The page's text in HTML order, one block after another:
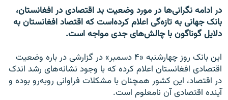
به ما بپیوندید
همۀ سایت‌های رادیو آزادی/ رادیو اروپای آزاد
در ادامه نگرانی‌ها در مورد وضعیت بد اقتصادی در افغانستان،
بانک جهانی به تازه‌گی اعلام کرده‌است که اقتصاد افغانستان به
دلایل گوناگون با چالش‌های جدی مواجه است.
این بانک روز چهارشنبه «۴ دسمبر» در گزارشی در باره وضعیت
اقتصادی افغانستان اعلام کرده که با وجود نشانه‌های رشد اندک
در اقتصاد، این کشور همچنان با مشکلات فراوانی روبه‌رو بوده و
آینده اقتصادی آن نامعلوم است.